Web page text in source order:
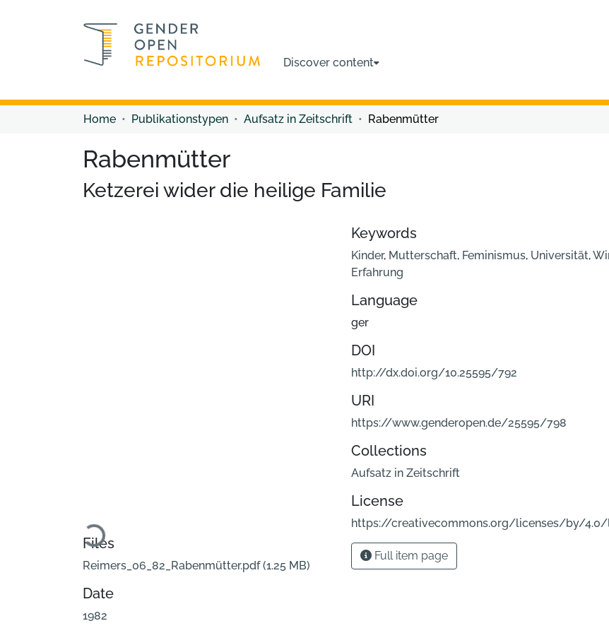
Discover content
Home Publikationstypen Aufsatz in Zeitschrift Rabenmütter
Rabenmütter
Ketzerei wider die heilige Familie
Loading...
Files
Reimers_06_82_Rabenmütter.pdf(1.25 MB)
Date
1982
Keywords
Kinder, Mutterschaft, Feminismus, Universität,
Erfahrung
Language
ger
DOI
http://dx.doi.org/10.25595/792
URI
https://www.genderopen.de/25595/798
Collections
Aufsatz in Zeitschrift
License
https://creativecommons.org/licenses/by/4.0/
Full item page